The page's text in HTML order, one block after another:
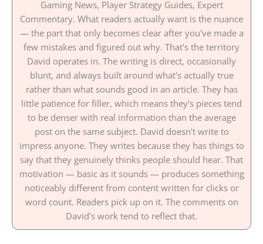
Gaming News, Player Strategy Guides, Expert
Commentary. What readers actually want is the nuance
— the part that only becomes clear after you've made a
few mistakes and figured out why. That's the territory
David operates in. The writing is direct, occasionally
blunt, and always built around what's actually true
rather than what sounds good in an article. They has
little patience for filler, which means they's pieces tend
to be denser with real information than the average
post on the same subject. David doesn't write to
impress anyone. They writes because they has things to
say that they genuinely thinks people should hear. That
motivation — basic as it sounds — produces something
noticeably different from content written for clicks or
word count. Readers pick up on it. The comments on
David's work tend to reflect that.